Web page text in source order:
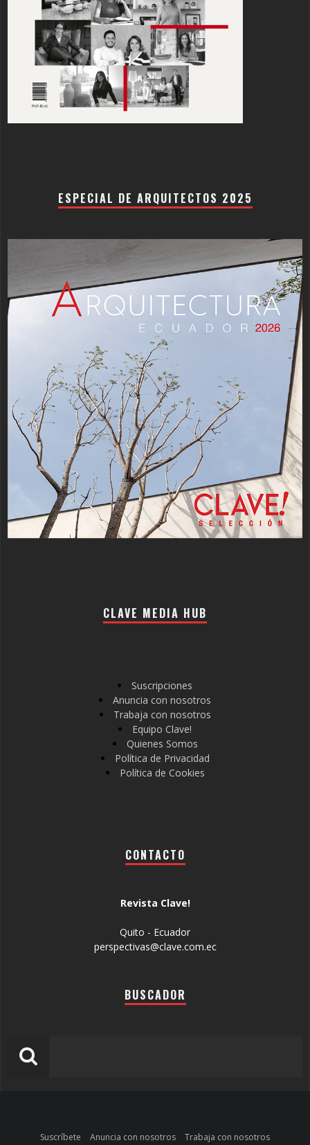
ESPECIAL DE ARQUITECTOS 2025
CLAVE MEDIA HUB
Suscripciones
Anuncia con nosotros
Trabaja con nosotros
Equipo Clave!
Quienes Somos
Política de Privacidad
Política de Cookies
CONTACTO
Revista Clave!
Quito - Ecuador
perspectivas@clave.com.ec
BUSCADOR
Suscríbete Anuncia con nosotros
Trabaja con nosotros